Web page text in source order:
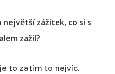
zážitek, co si s
zažil?
to zatím to nejvíc.